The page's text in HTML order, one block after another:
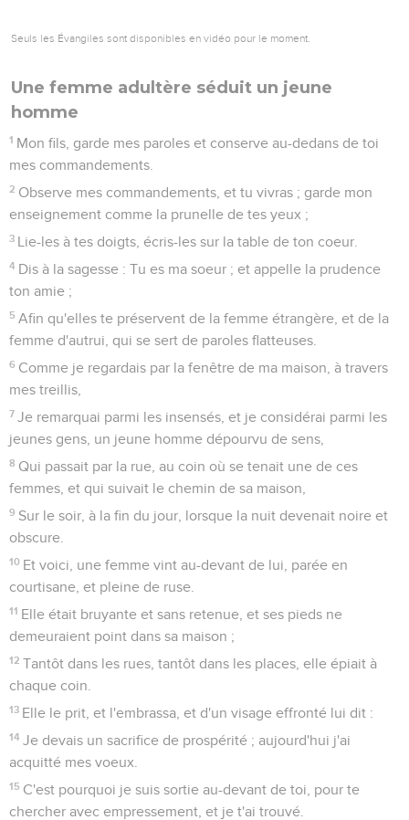
Seuls les Évangiles sont disponibles en vidéo pour le moment.
Une femme adultère séduit un jeune
homme
1 Mon fils, garde mes paroles et conserve au-dedans de toi
mes commandements.
2 Observe mes commandements, et tu vivras ; garde mon
enseignement comme la prunelle de tes yeux ;
3 Lie-les à tes doigts, écris-les sur la table de ton coeur.
4 Dis à la sagesse : Tu es ma soeur ; et appelle la prudence
ton amie ;
5 Afin qu'elles te préservent de la femme étrangère, et de la
femme d'autrui, qui se sert de paroles flatteuses.
6 Comme je regardais par la fenêtre de ma maison, à travers
mes treillis,
7 Je remarquai parmi les insensés, et je considérai parmi les
jeunes gens, un jeune homme dépourvu de sens,
8 Qui passait par la rue, au coin où se tenait une de ces
femmes, et qui suivait le chemin de sa maison,
9 Sur le soir, à la fin du jour, lorsque la nuit devenait noire et
obscure.
10 Et voici, une femme vint au-devant de lui, parée en
courtisane, et pleine de ruse.
11 Elle était bruyante et sans retenue, et ses pieds ne
demeuraient point dans sa maison ;
12 Tantôt dans les rues, tantôt dans les places, elle épiait à
chaque coin.
13 Elle le prit, et l'embrassa, et d'un visage effronté lui dit :
14 Je devais un sacrifice de prospérité ; aujourd'hui j'ai
acquitté mes voeux.
15 C'est pourquoi je suis sortie au-devant de toi, pour te
chercher avec empressement, et je t'ai trouvé.